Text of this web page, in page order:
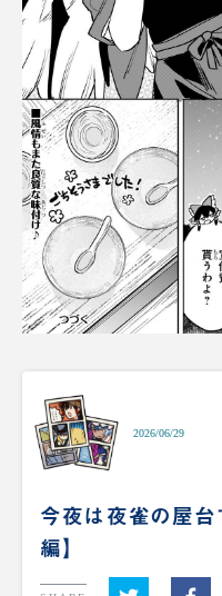
2026/06/29
今夜は夜雀の屋台
編】